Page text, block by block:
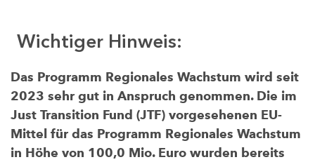
Wichtiger Hinweis:
Das Programm Regionales Wachstum wird seit
2023 sehr gut in Anspruch genommen. Die im
Just Transition Fund (JTF) vorgesehenen EU-
Mittel für das Programm Regionales Wachstum
in Höhe von 100,0 Mio. Euro wurden bereits